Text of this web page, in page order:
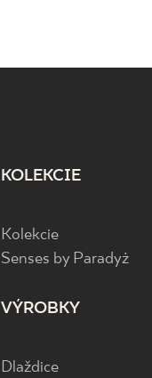
KOLEKCIE
Kolekcie
Senses by Paradyż
VÝROBKY
Dlaždice